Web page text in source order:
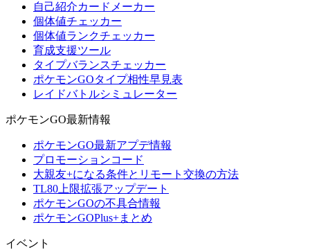
自己紹介カードメーカー
個体値チェッカー
個体値ランクチェッカー
育成支援ツール
タイプバランスチェッカー
ポケモンGOタイプ相性早見表
レイドバトルシミュレーター
ポケモンGO最新情報
ポケモンGO最新アプデ情報
プロモーションコード
大親友+になる条件とリモート交換の方法
TL80上限拡張アップデート
ポケモンGOの不具合情報
ポケモンGOPlus+まとめ
イベント